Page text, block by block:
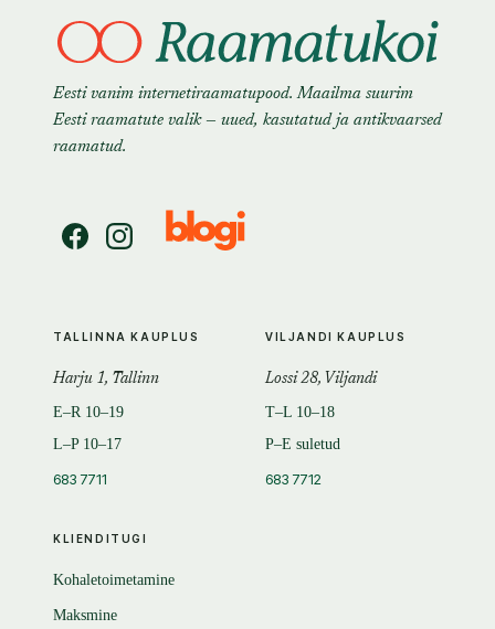
Eesti vanim internetiraamatupood. Maailma suurim
Eesti raamatute valik — uued, kasutatud ja antikvaarsed
raamatud.
KLIENDITUGI
Kohaletoimetamine
Maksmine
TALLINNA KAUPLUS
Harju 1, Tallinn
E–R 10–19
L–P 10–17
683 7711
VILJANDI KAUPLUS
Lossi 28, Viljandi
T–L 10–18
P–E suletud
683 7712